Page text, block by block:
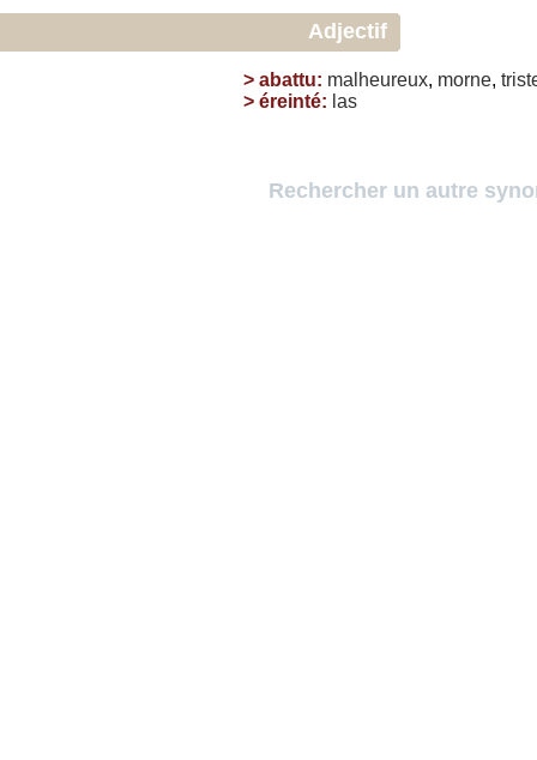
Adjectif
> abattu: malheureux, morne,
> éreinté: las
Rechercher un autre